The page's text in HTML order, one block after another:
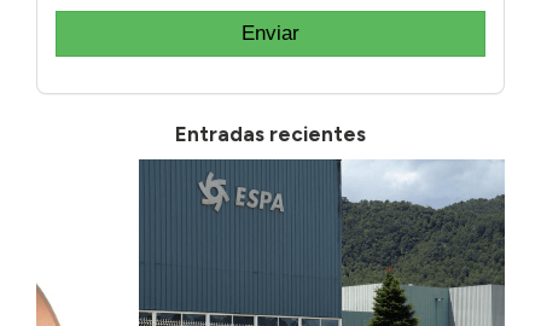
Enviar
Entradas recientes